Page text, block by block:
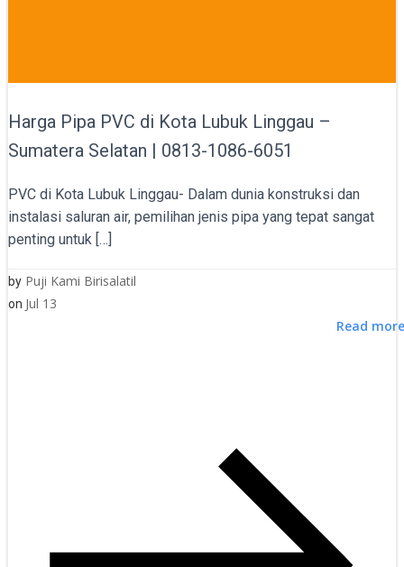
Harga Pipa PVC di Kota Lubuk Linggau –
Sumatera Selatan | 0813-1086-6051
PVC di Kota Lubuk Linggau- Dalam dunia konstruksi dan
instalasi saluran air, pemilihan jenis pipa yang tepat sangat
penting untuk […]
by Puji Kami Birisalatil
on Jul 13
Read more